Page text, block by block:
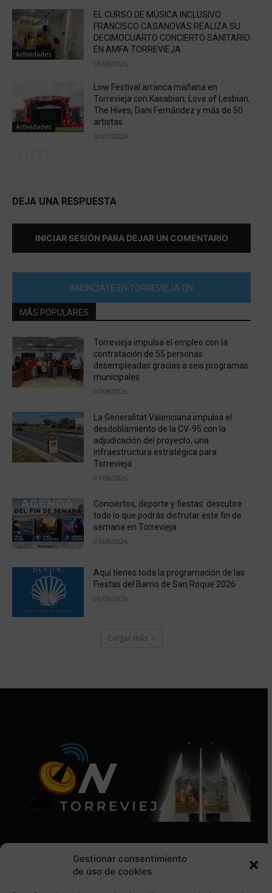
Gestionar consentimiento
de uso de cookies
Actividades
EL CURSO DE MÚSICA INCLUSIVO
FRANCISCO CASANOVAS REALIZA SU
DECIMOCUARTO CONCIERTO SANITARIO
EN AMFA TORREVIEJA
03/08/2026
Actividades
Low Festival arranca mañana en
Torrevieja con Kasabian, Love of Lesbian,
The Hives, Dani Fernández y más de 50
artistas
30/07/2026
DEJA UNA RESPUESTA
INICIAR SESIÓN PARA DEJAR UN COMENTARIO
ANÚNCIATE EN TORREVIEJA ON
MÁS POPULARES
Torrevieja impulsa el empleo con la
contratación de 55 personas
desempleadas gracias a seis programas
municipales
07/08/2026
La Generalitat Valenciana impulsa el
desdoblamiento de la CV-95 con la
adjudicación del proyecto, una
infraestructura estratégica para
Torrevieja
07/08/2026
Conciertos, deporte y fiestas: descubre
todo lo que podrás disfrutar este fin de
semana en Torrevieja
07/08/2026
Aquí tienes toda la programación de las
Fiestas del Barrio de San Roque 2026
06/08/2026
Cargar más